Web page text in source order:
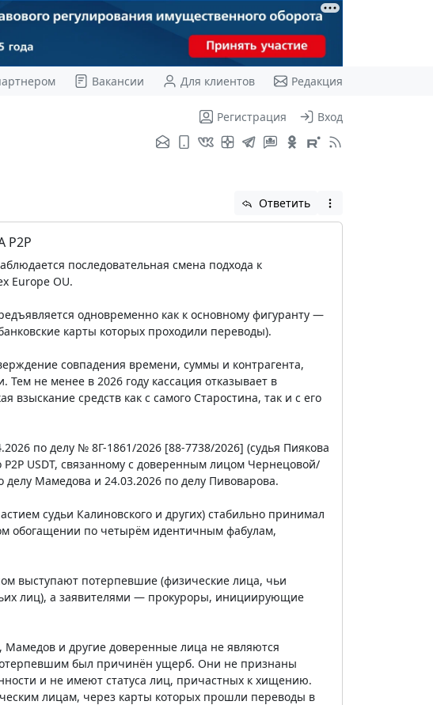
Вакансии Для клиентов Редакция
Регистрация Вход
Ответить
P2P
последовательная смена подхода к
Europe OU.
одновременно как к основному фигуранту —
карты которых проходили переводы).
совпадения времени, суммы и контрагента,
Тем не менее в 2026 году кассация отказывает в
средств как с самого Старостина, так и с его
по делу № 8Г-1861/2026 [88-7738/2026] (судья Пиякова
USDT, связанному с доверенным лицом Чернецовой/
Мамедова и 24.03.2026 по делу Пивоварова.
судьи Калиновского и других) стабильно принимал
обогащении по четырём идентичным фабулам,
выступают потерпевшие (физические лица, чьи
лиц), а заявителями — прокуроры, инициирующие
Мамедов и другие доверенные лица не являются
был причинён ущерб. Они не признаны
и не имеют статуса лиц, причастных к хищению.
лицам, через карты которых прошли переводы в